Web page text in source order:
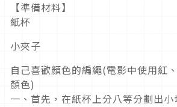
【準備材料】
紙杯
小夾子
自己喜歡顏色的編繩(電影中使用紅
顏色)
一、首先，在紙杯上分八等分劃出小